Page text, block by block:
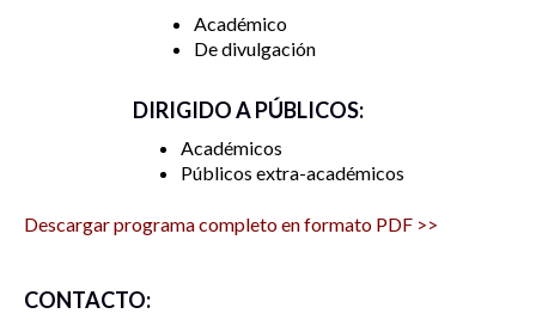
Académico
De divulgación
DIRIGIDO A PÚBLICOS:
Académicos
Públicos extra-académicos
Descargar programa completo en formato PDF >>
CONTACTO: